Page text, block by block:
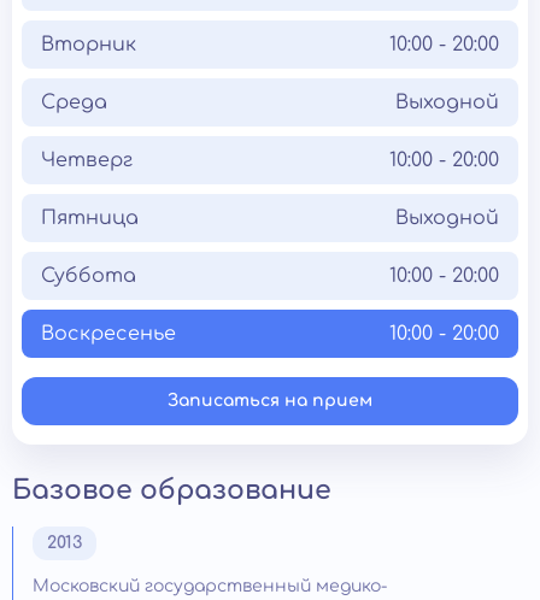
Вторник 10:00 - 20:00
Среда Выходной
Четверг 10:00 - 20:00
Пятница Выходной
Суббота 10:00 - 20:00
Воскресенье 10:00 - 20:00
Записаться на прием
Базовое образование
2013
Московский государственный медико-